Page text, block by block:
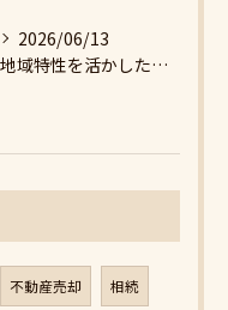
2026/06/13
地域特性を活かした最適な不動産売却戦略の秘訣
不動産売却 相続